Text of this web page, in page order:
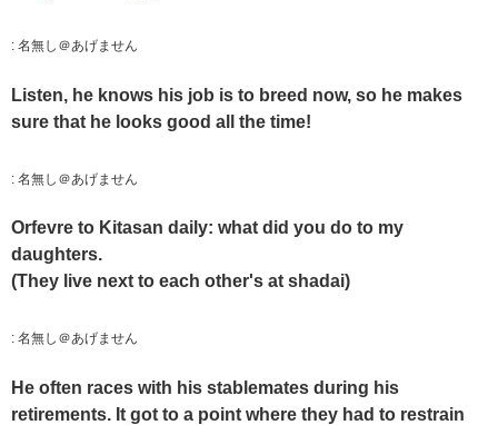
: 名無し＠あげません
Listen, he knows his job is to breed now, so he makes
sure that he looks good all the time!
: 名無し＠あげません
Orfevre to Kitasan daily: what did you do to my
daughters.
(They live next to each other's at shadai)
: 名無し＠あげません
He often races with his stablemates during his
retirements. It got to a point where they had to restrain